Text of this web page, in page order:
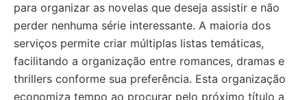
para organizar as novelas que deseja assistir e não
perder nenhuma série interessante. A maioria dos
serviços permite criar múltiplas listas temáticas,
facilitando a organização entre romances, dramas e
thrillers conforme sua preferência. Esta organização
economiza tempo ao procurar pelo próximo título a